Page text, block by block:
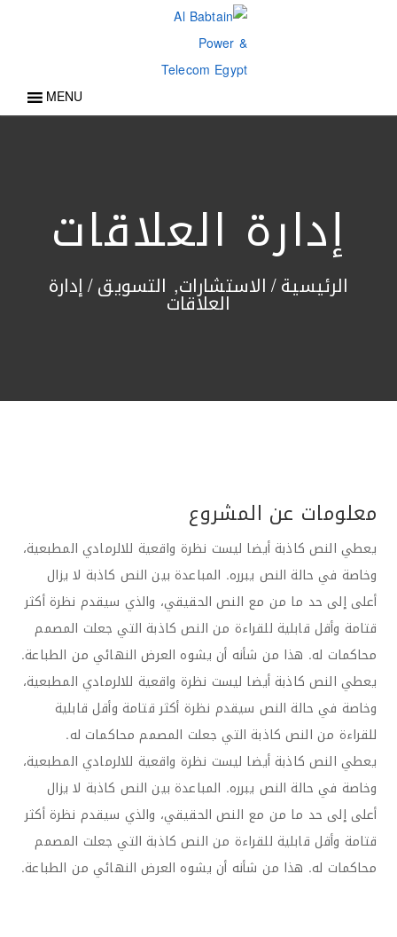
MENU
إدارة العلاقات
الرئيسية/الاستشارات, التسويق/إدارة
العلاقات
معلومات عن المشروع
يعطي النص كاذبة أيضا ليست نظرة واقعية للالرمادي المطبعية،
وخاصة في حالة النص يبرره. المباعدة بين النص كاذبة لا يزال
أعلى إلى حد ما من مع النص الحقيقي، والذي سيقدم نظرة أكثر
قتامة وأقل قابلية للقراءة من النص كاذبة التي جعلت المصمم
محاكمات له. هذا من شأنه أن يشوه العرض النهائي من الطباعة.
يعطي النص كاذبة أيضا ليست نظرة واقعية للالرمادي المطبعية،
وخاصة في حالة النص سيقدم نظرة أكثر قتامة وأقل قابلية
للقراءة من النص كاذبة التي جعلت المصمم محاكمات له.
يعطي النص كاذبة أيضا ليست نظرة واقعية للالرمادي المطبعية،
وخاصة في حالة النص يبرره. المباعدة بين النص كاذبة لا يزال
أعلى إلى حد ما من مع النص الحقيقي، والذي سيقدم نظرة أكثر
قتامة وأقل قابلية للقراءة من النص كاذبة التي جعلت المصمم
محاكمات له. هذا من شأنه أن يشوه العرض النهائي من الطباعة.